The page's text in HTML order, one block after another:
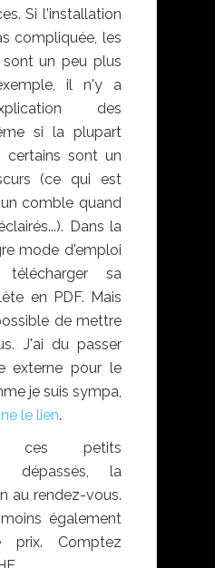
Si l'installation
compliquée, les
sont un peu plus
il n'y a
des
si la plupart
certains sont un
(ce qui est
comble quand
Dans la
mode d'emploi
sa
en PDF. Mais
de mettre
J'ai du passer
externe pour le
je suis sympa,
le lien.
ces petits
dépassés, la
au rendez-vous.
également
Comptez